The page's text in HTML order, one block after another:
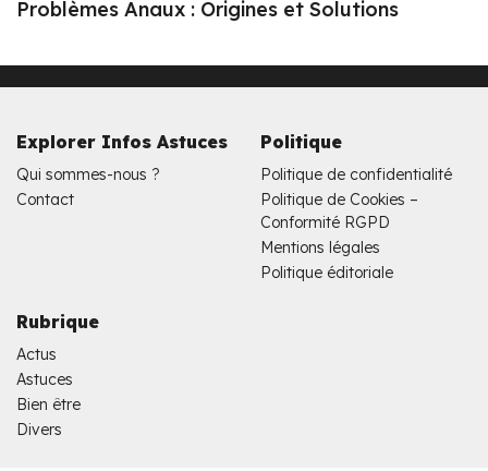
Problèmes Anaux : Origines et Solutions
Explorer Infos Astuces
Qui sommes-nous ?
Contact
Politique
Politique de confidentialité
Politique de Cookies –
Conformité RGPD
Mentions légales
Politique éditoriale
Rubrique
Actus
Astuces
Bien être
Divers